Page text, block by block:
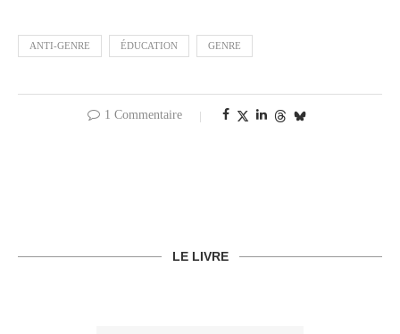
ANTI-GENRE ÉDUCATION GENRE
1 Commentaire
LE LIVRE